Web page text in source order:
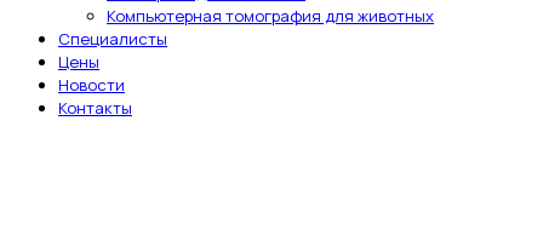
Компьютерная томография для животных
Специалисты
Цены
Новости
Контакты